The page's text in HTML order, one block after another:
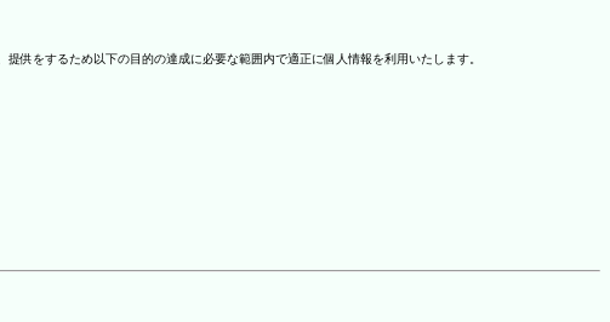
供をするため以下の目的の達成に必要な範囲内で適正に個人情報を利用いたします。